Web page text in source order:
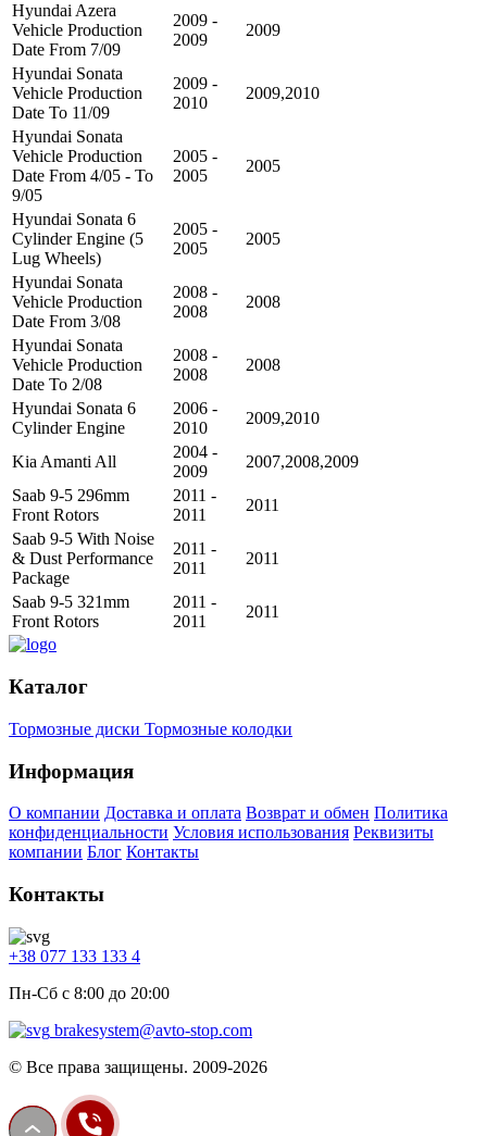
Hyundai Azera
Vehicle Production
Date From 7/09
2009 -
2009
2009
Hyundai Sonata
Vehicle Production
Date To 11/09
2009 -
2010
2009,2010
Hyundai Sonata
Vehicle Production
Date From 4/05 - To
9/05
2005 -
2005
2005
Hyundai Sonata 6
Cylinder Engine (5
Lug Wheels)
2005 -
2005
2005
Hyundai Sonata
Vehicle Production
Date From 3/08
2008 -
2008
2008
Hyundai Sonata
Vehicle Production
Date To 2/08
2008 -
2008
2008
Hyundai Sonata 6
Cylinder Engine
2006 -
2010
2009,2010
Kia Amanti All
2004 -
2009
2007,2008,2009
Saab 9-5 296mm
Front Rotors
2011 -
2011
2011
Saab 9-5 With Noise
& Dust Performance
Package
2011 -
2011
2011
Saab 9-5 321mm
Front Rotors
2011 -
2011
2011
Каталог
Тормозные диски Тормозные колодки
Информация
О компании Доставка и оплата Возврат и обмен Политика
конфиденциальности Условия использования Реквизиты
компании Блог Контакты
Контакты
+38 077 133 133 4
Пн-Сб с 8:00 до 20:00
brakesystem@avto-stop.com
© Все права защищены. 2009-2026